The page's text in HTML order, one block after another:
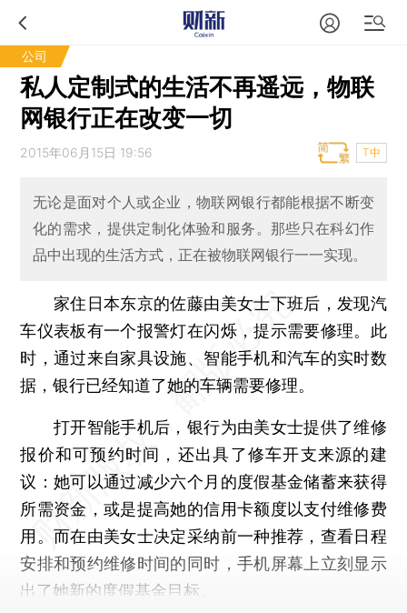
公司
私人定制式的生活不再遥远，物联
网银行正在改变一切
2015年06月15日 19:56 T中
无论是面对个人或企业，物联网银行都能根据不断变
化的需求，提供定制化体验和服务。那些只在科幻作
品中出现的生活方式，正在被物联网银行一一实现。
家住日本东京的佐藤由美女士下班后，发现汽
车仪表板有一个报警灯在闪烁，提示需要修理。此
时，通过来自家具设施、智能手机和汽车的实时数
据，银行已经知道了她的车辆需要修理。
打开智能手机后，银行为由美女士提供了维修
报价和可预约时间，还出具了修车开支来源的建
议：她可以通过减少六个月的度假基金储蓄来获得
所需资金，或是提高她的信用卡额度以支付维修费
用。而在由美女士决定采纳前一种推荐，查看日程
安排和预约维修时间的同时，手机屏幕上立刻显示
出了她新的度假基金目标。